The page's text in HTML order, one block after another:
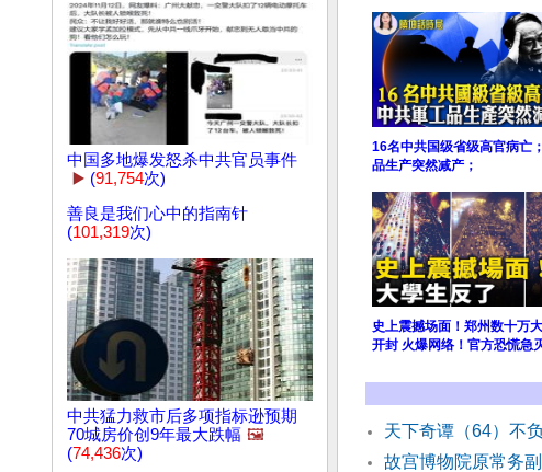
中国多地爆发怒杀中共官员事件
▶️ (91,754次)
善良是我们心中的指南针
(101,319次)
中共猛力救市后多项指标逊预期
70城房价创9年最大跌幅 🖼️
(74,436次)
16名中共国级省级高官病亡
品生产突然减产；
史上震撼场面！郑州数十万
开封 火爆网络！官方恐慌急
天下奇谭（64）不
故宫博物院原常务